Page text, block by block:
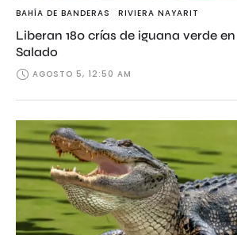
BAHÍA DE BANDERAS RIVIERA NAYARIT
Liberan 180 crías de iguana verde
Salado
AGOSTO 5, 12:50 AM